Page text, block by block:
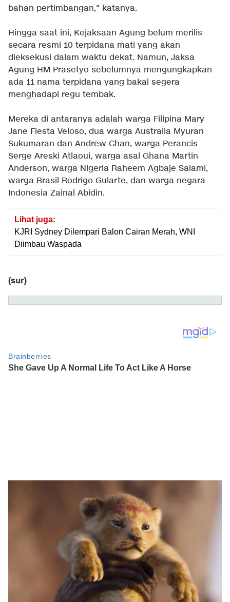
bahan pertimbangan," katanya.
Hingga saat ini, Kejaksaan Agung belum merilis
secara resmi 10 terpidana mati yang akan
dieksekusi dalam waktu dekat. Namun, Jaksa
Agung HM Prasetyo sebelumnya mengungkapkan
ada 11 nama terpidana yang bakal segera
menghadapi regu tembak.
Mereka di antaranya adalah warga Filipina Mary
Jane Fiesta Veloso, dua warga Australia Myuran
Sukumaran dan Andrew Chan, warga Perancis
Serge Areski Atlaoui, warga asal Ghana Martin
Anderson, warga Nigeria Raheem Agbaje Salami,
warga Brasil Rodrigo Gularte, dan warga negara
Indonesia Zainal Abidin.
Lihat juga:
KJRI Sydney Dilempari Balon Cairan Merah, WNI
Diimbau Waspada
(sur)